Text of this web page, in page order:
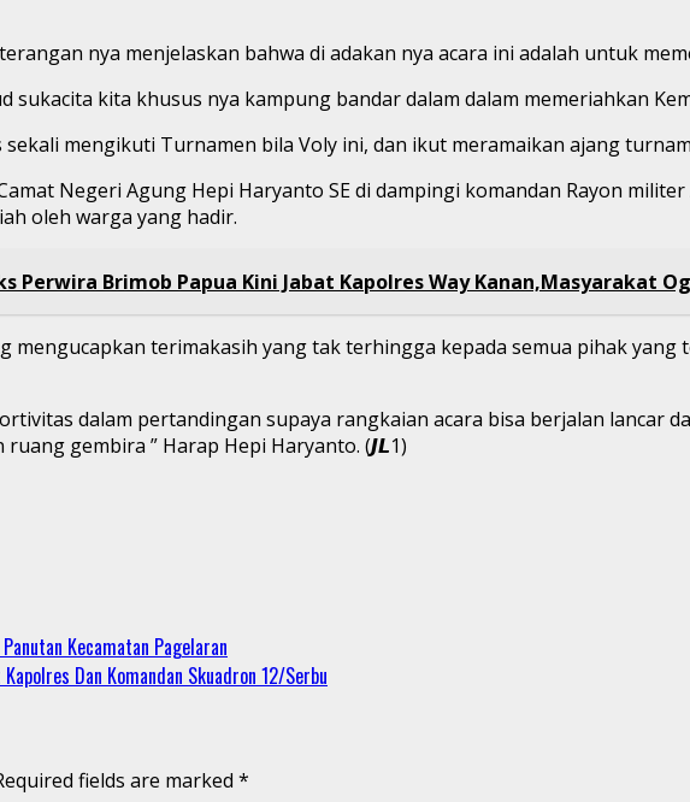
nya menjelaskan bahwa di adakan nya acara ini adalah untuk
sukacita kita khusus nya kampung bandar dalam dalam memeriahkan
mengikuti Turnamen bila Voly ini, dan ikut meramaikan ajang
Negeri Agung Hepi Haryanto SE di dampingi komandan Rayon
oleh warga yang hadir.
Perwira Brimob Papua Kini Jabat Kapolres Way Kanan,Masyarakat
mengucapkan terimakasih yang tak terhingga kepada semua pihak
dalam pertandingan supaya rangkaian acara bisa berjalan lancar
gembira ” Harap Hepi Haryanto. (𝙅𝙇1)
Kecamatan Pagelaran
Dan Komandan Skuadron 12/Serbu
fields are marked *